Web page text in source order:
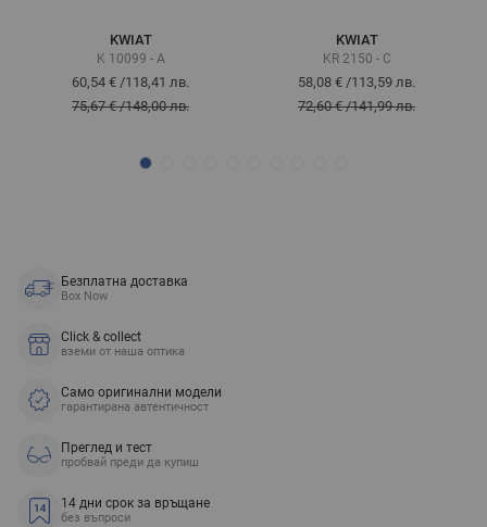
KWIAT
K 10099 - A
60,54 € /118,41 лв.
75,67 €/148,00 лв.
KWIAT
KR 2150 - C
58,08 € /113,59 лв.
72,60 €/141,99 лв.
Безплатна доставка
Box Now
Click & collect
вземи от наша оптика
Само оригинални модели
гарантирана автентичност
Преглед и тест
пробвай преди да купиш
14 дни срок за връщане
без въпроси